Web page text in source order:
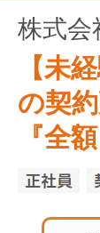
株式会
【未
の契
『全